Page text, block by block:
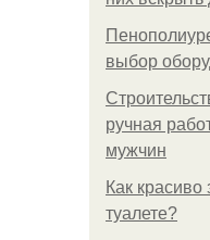
выбор
ручная
мужчин
Как красиво
туалете?